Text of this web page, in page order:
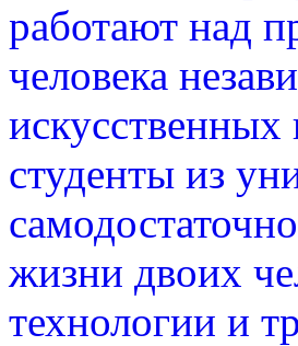
работают над
человека
искусственных
студенты из
жизни двоих
технологии и